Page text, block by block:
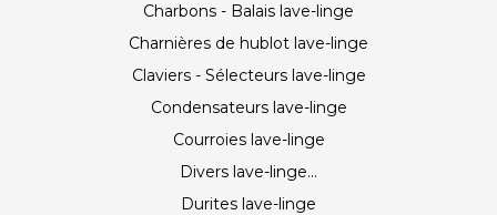
Charbons - Balais lave-linge
Charnières de hublot lave-linge
Claviers - Sélecteurs lave-linge
Condensateurs lave-linge
Courroies lave-linge
Divers lave-linge...
Durites lave-linge